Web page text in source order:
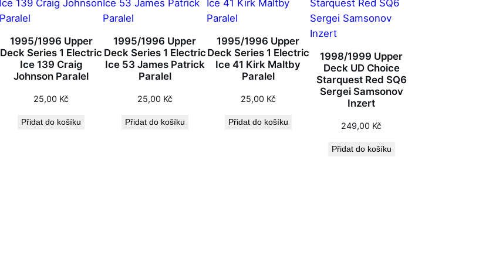
1995/1996 Upper
Deck Series 1 Electric
Ice 139 Craig
Johnson Paralel
25,00 Kč
Přidat do košíku
1995/1996 Upper
Deck Series 1 Electric
Ice 53 James Patrick
Paralel
25,00 Kč
Přidat do košíku
1995/1996 Upper
Deck Series 1 Electric
Ice 41 Kirk Maltby
Paralel
25,00 Kč
Přidat do košíku
1998/1999 Upper
Deck UD Choice
Starquest Red SQ6
Sergei Samsonov
Inzert
249,00 Kč
Přidat do košíku